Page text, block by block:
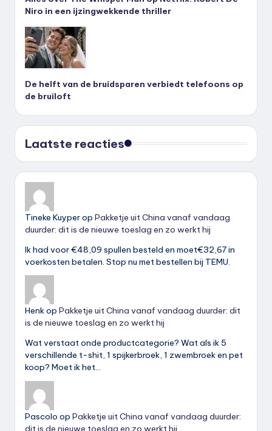
Niro in een ijzingwekkende thriller
De helft van de bruidsparen verbiedt telefoons op
de bruiloft
Laatste reacties
Tineke Kuyperop Pakketje uit China vanaf vandaag
duurder: dit is de nieuwe toeslag en zo werkt hij
Ik had voor €48,09 spullen besteld en moet€32,67 in
voerkosten betalen. Stop nu met bestellen bij TEMU.
Henkop Pakketje uit China vanaf vandaag duurder: dit
is de nieuwe toeslag en zo werkt hij
Wat verstaat onde productcategorie? Wat als ik 5
verschillende t-shit, 1 spijkerbroek, 1 zwembroek en pet
koop? Moet ik het…
Pascolo op Pakketje uit China vanaf vandaag duurder:
dit is de nieuwe toeslag en zo werkt hij